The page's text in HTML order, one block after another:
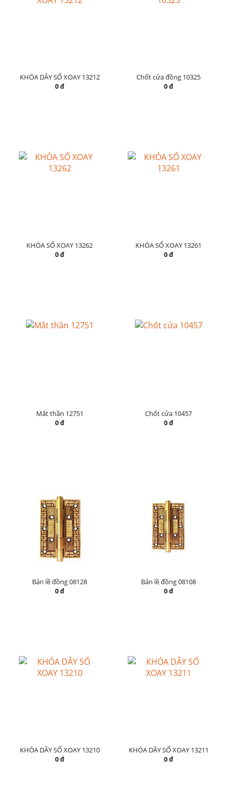
KHÓA DÂY SỐ XOAY 13212
0 đ
Chốt cửa đồng 10325
0 đ
KHÓA SỐ XOAY 13262
0 đ
KHÓA SỐ XOAY 13261
0 đ
Mắt thần 12751
0 đ
Chốt cửa 10457
0 đ
Bản lề đồng 08128
0 đ
Bản lề đồng 08108
0 đ
KHÓA DÂY SỐ XOAY 13210
0 đ
KHÓA DÂY SỐ XOAY 13211
0 đ